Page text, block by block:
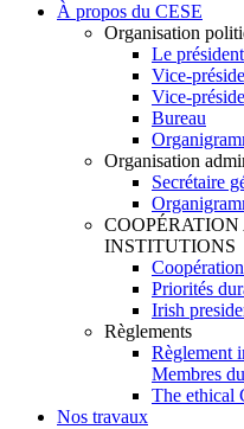
navigation
À propos du CESE
Organisation
Le
Vice-
Vice-
Bureau
Organisation
Secrétaire
INSTITUTIONS
Priorités
Irish
Règlements
Règlement
Membres
​​​​​​​​​​​​​​​​​​​​​​The ethical
Nos travaux